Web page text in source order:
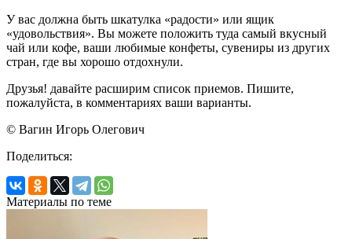
У вас должна быть шкатулка «радости» или ящик
«удовольствия». Вы можете положить туда самый вкусный
чай или кофе, ваши любимые конфеты, сувениры из других
стран, где вы хорошо отдохнули.
Друзья! давайте расширим список приемов. Пишите,
пожалуйста, в комментариях ваши варианты.
© Вагин Игорь Олегович
Поделиться:
Материалы по теме